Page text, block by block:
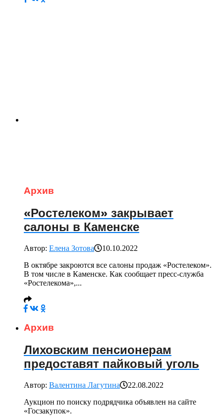
Архив
«Ростелеком» закрывает
салоны в Каменске
Автор: Елена Зотова
10.10.2022
В октябре закроются все салоны продаж «Ростелеком».
В том числе в Каменске. Как сообщает пресс-служба
«Ростелекома»,...
Архив
Лиховским пенсионерам
предоставят пайковый уголь
Автор: Валентина Лагутина
22.08.2022
Аукцион по поиску подрядчика объявлен на сайте
«Госзакупок».